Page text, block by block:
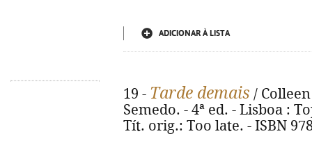
ADICIONAR À LISTA
19 - Tarde demais /
Semedo. - 4ª ed. - Lisboa :
Tít. orig.: Too late. - ISBN